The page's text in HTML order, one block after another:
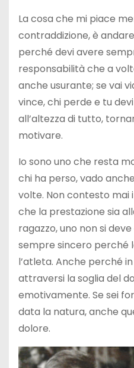
La cosa che mi piace
contraddizione, è
perché devi avere
responsabilità che a
anche usurante; se vai
vince, chi perde e tu
all’altezza di tutto,
motivare.
Io sono uno che resta
chi ha perso, vado
volte. Non contesto
che la prestazione sia
ragazzo, uno non si
sempre sincero perché
l’atleta. Anche perché
attraversi la soglia del
emotivamente. Se sei
data la natura, anche
dolore.